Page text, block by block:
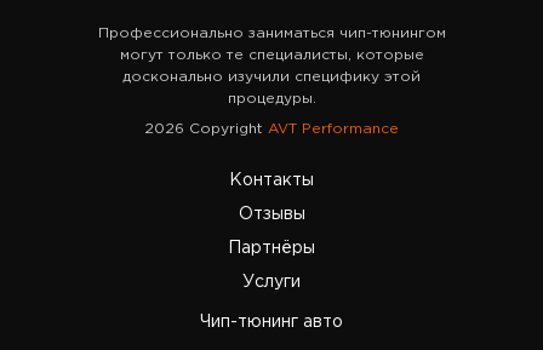
Профессионально заниматься чип-тюнингом
могут только те специалисты, которые
досконально изучили специфику этой
процедуры.
2026 Copyright AVT Performance
Услуги
Чип-тюнинг авто
Партнёры
Отзывы
Контакты